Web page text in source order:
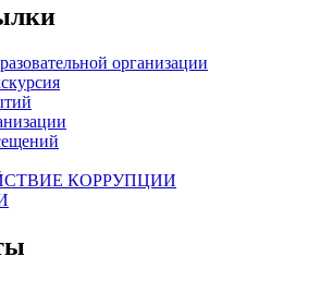
организации
КОРРУПЦИИ